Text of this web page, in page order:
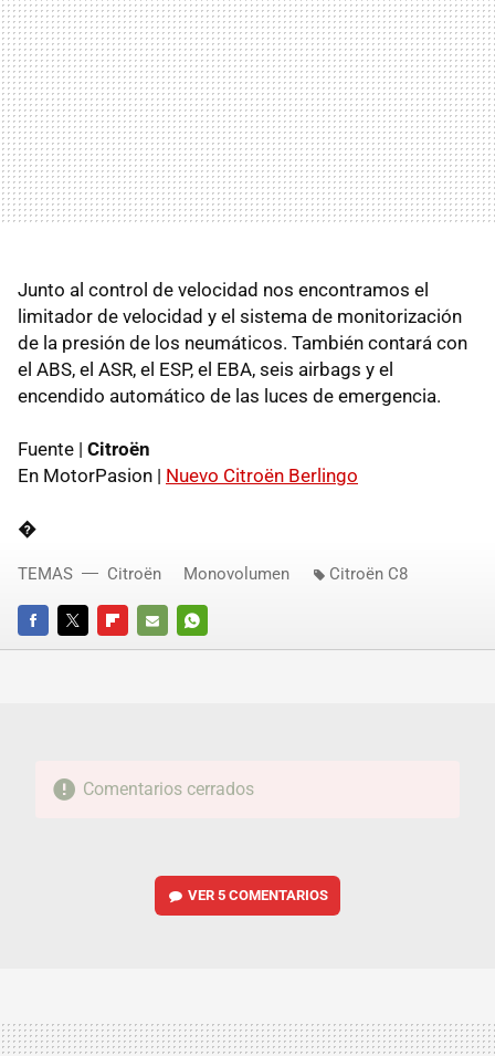
Junto al control de velocidad nos encontramos el
limitador de velocidad y el sistema de monitorización
de la presión de los neumáticos. También contará con
el ABS, el ASR, el ESP, el EBA, seis airbags y el
encendido automático de las luces de emergencia.
Fuente | Citroën
En MotorPasion | Nuevo Citroën Berlingo
�
FACEBOOKTWITTERFLIPBOARD
E-
WHATSAPP
TEMAS Citroën Monovolumen Citroën C8
Comentarios cerrados
VER5 COMENTARIOS